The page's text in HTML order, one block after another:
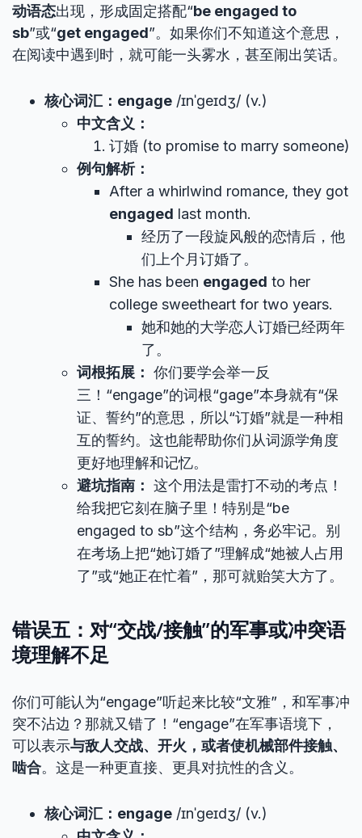
动语态出现，形成固定搭配“be engaged to
sb”或“get engaged”。如果你们不知道这个意思，
在阅读中遇到时，就可能一头雾水，甚至闹出笑话。
核心词汇：engage /ɪnˈɡeɪdʒ/ (v.)
中文含义：
订婚 (to promise to marry someone)
例句解析：
After a whirlwind romance, they got
engaged last month.
经历了一段旋风般的恋情后，他
们上个月订婚了。
She has been engaged to her
college sweetheart for two years.
她和她的大学恋人订婚已经两年
了。
词根拓展： 你们要学会举一反
三！“engage”的词根“gage”本身就有“保
证、誓约”的意思，所以“订婚”就是一种相
互的誓约。这也能帮助你们从词源学角度
更好地理解和记忆。
避坑指南： 这个用法是雷打不动的考点！
给我把它刻在脑子里！特别是“be
engaged to sb”这个结构，务必牢记。别
在考场上把“她订婚了”理解成“她被人占用
了”或“她正在忙着”，那可就贻笑大方了。
错误五：对“交战/接触”的军事或冲突语
境理解不足
你们可能认为“engage”听起来比较“文雅”，和军事冲
突不沾边？那就又错了！“engage”在军事语境下，
可以表示与敌人交战、开火，或者使机械部件接触、
啮合。这是一种更直接、更具对抗性的含义。
核心词汇：engage /ɪnˈɡeɪdʒ/ (v.)